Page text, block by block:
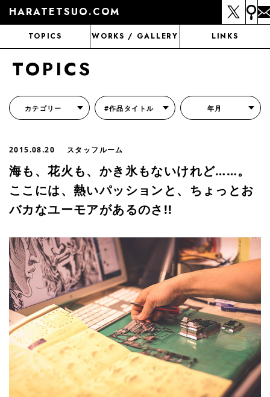
HARATETSUO.COM
TOPICS WORKS / GALLERY LINKS
TOPICS
カテゴリー #作品タイトル 年月
2015.08.20 スタッフルーム
海も、花火も、かき氷もないけれど……。
ここには、熱いパッションと、ちょっとお
バカなユーモアがあるのさ!!